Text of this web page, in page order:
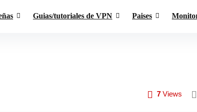
Guias/tutoriales de VPN Paises
7 Views